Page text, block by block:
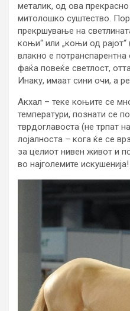
металик, од ова
митолошко суштество.
прекршување на
коњи“ или „коњи од
влакно е
фаќа повеќе светлост,
Инаку, имаат сини очи, а
Акхал – теке коњите се
температури, познати се
тврдоглавоста (не трпат
лојалноста – кога ќе се
за целиот нивен живот и
во најголемите искушенија!